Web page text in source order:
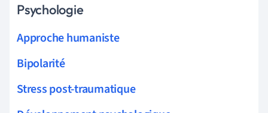
Psychologie
Approche humaniste
Bipolarité
Stress post-traumatique